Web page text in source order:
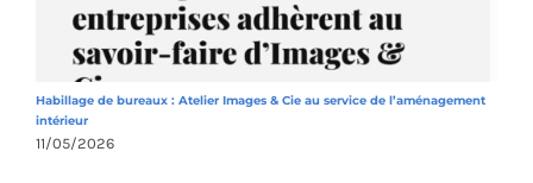
Habillage de bureaux : Atelier Images & Cie au service de l’aménagement
intérieur
11/05/2026